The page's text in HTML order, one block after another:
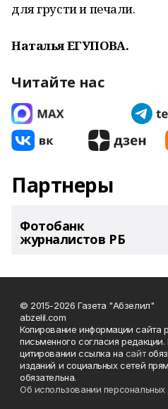
для грусти и печали.
Наталья ЕГУПОВА.
Читайте нас
Партнеры
Фотобанк
журналистов РБ
© 2015-2026 Газета "Абзелил"
abzelil.com
Копирование информации сайта
письменного согласия
цитировании ссылка на сайт
изданий и социальных сетей
обязательна.
Об использовании персональных